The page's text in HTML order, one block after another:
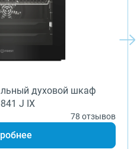
духовой шкаф
J IX
78 отзывов